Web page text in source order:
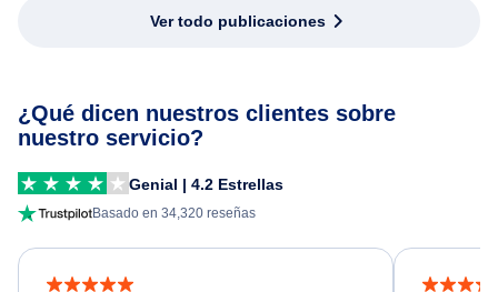
Ver todo publicaciones
¿Qué dicen nuestros clientes sobre
nuestro servicio?
Genial | 4.2 Estrellas
Basado en 34,320 reseñas